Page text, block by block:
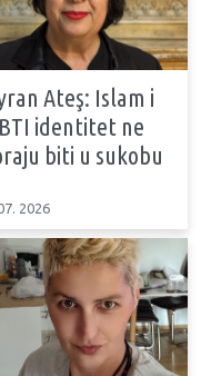
Ateş: Islam i
identitet ne
biti u sukobu
2026